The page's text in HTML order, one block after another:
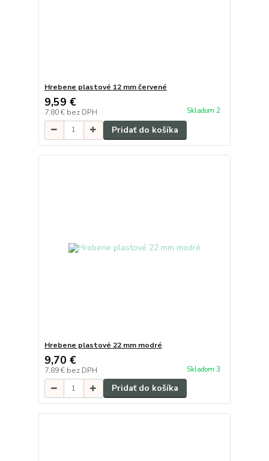
Hrebene plastové 12 mm červené
9,59 €
7,80 € bez DPH Skladom 2
Pridať do košíka
Hrebene plastové 22 mm modré
9,70 €
7,89 € bez DPH Skladom 3
Pridať do košíka